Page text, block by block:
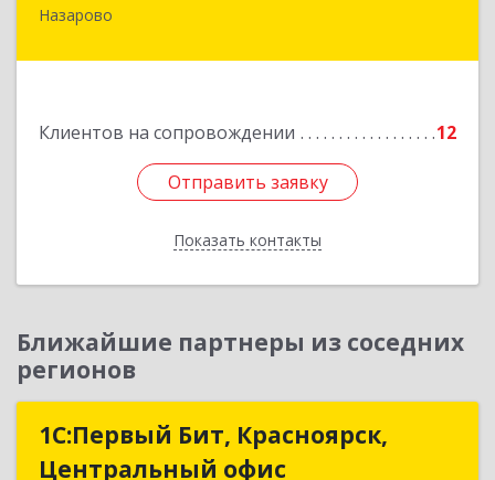
Назарово
Клиентов на сопровождении 12
Отправить заявку
Показать контакты
662200, Красноярский край, Назарово г,
Отправить заявку
Назад
Ближайшие партнеры из соседних
регионов
1С:Первый Бит, Красноярск,
Центральный офис
1С:Первый Бит, Красноярск,
Центральный офис